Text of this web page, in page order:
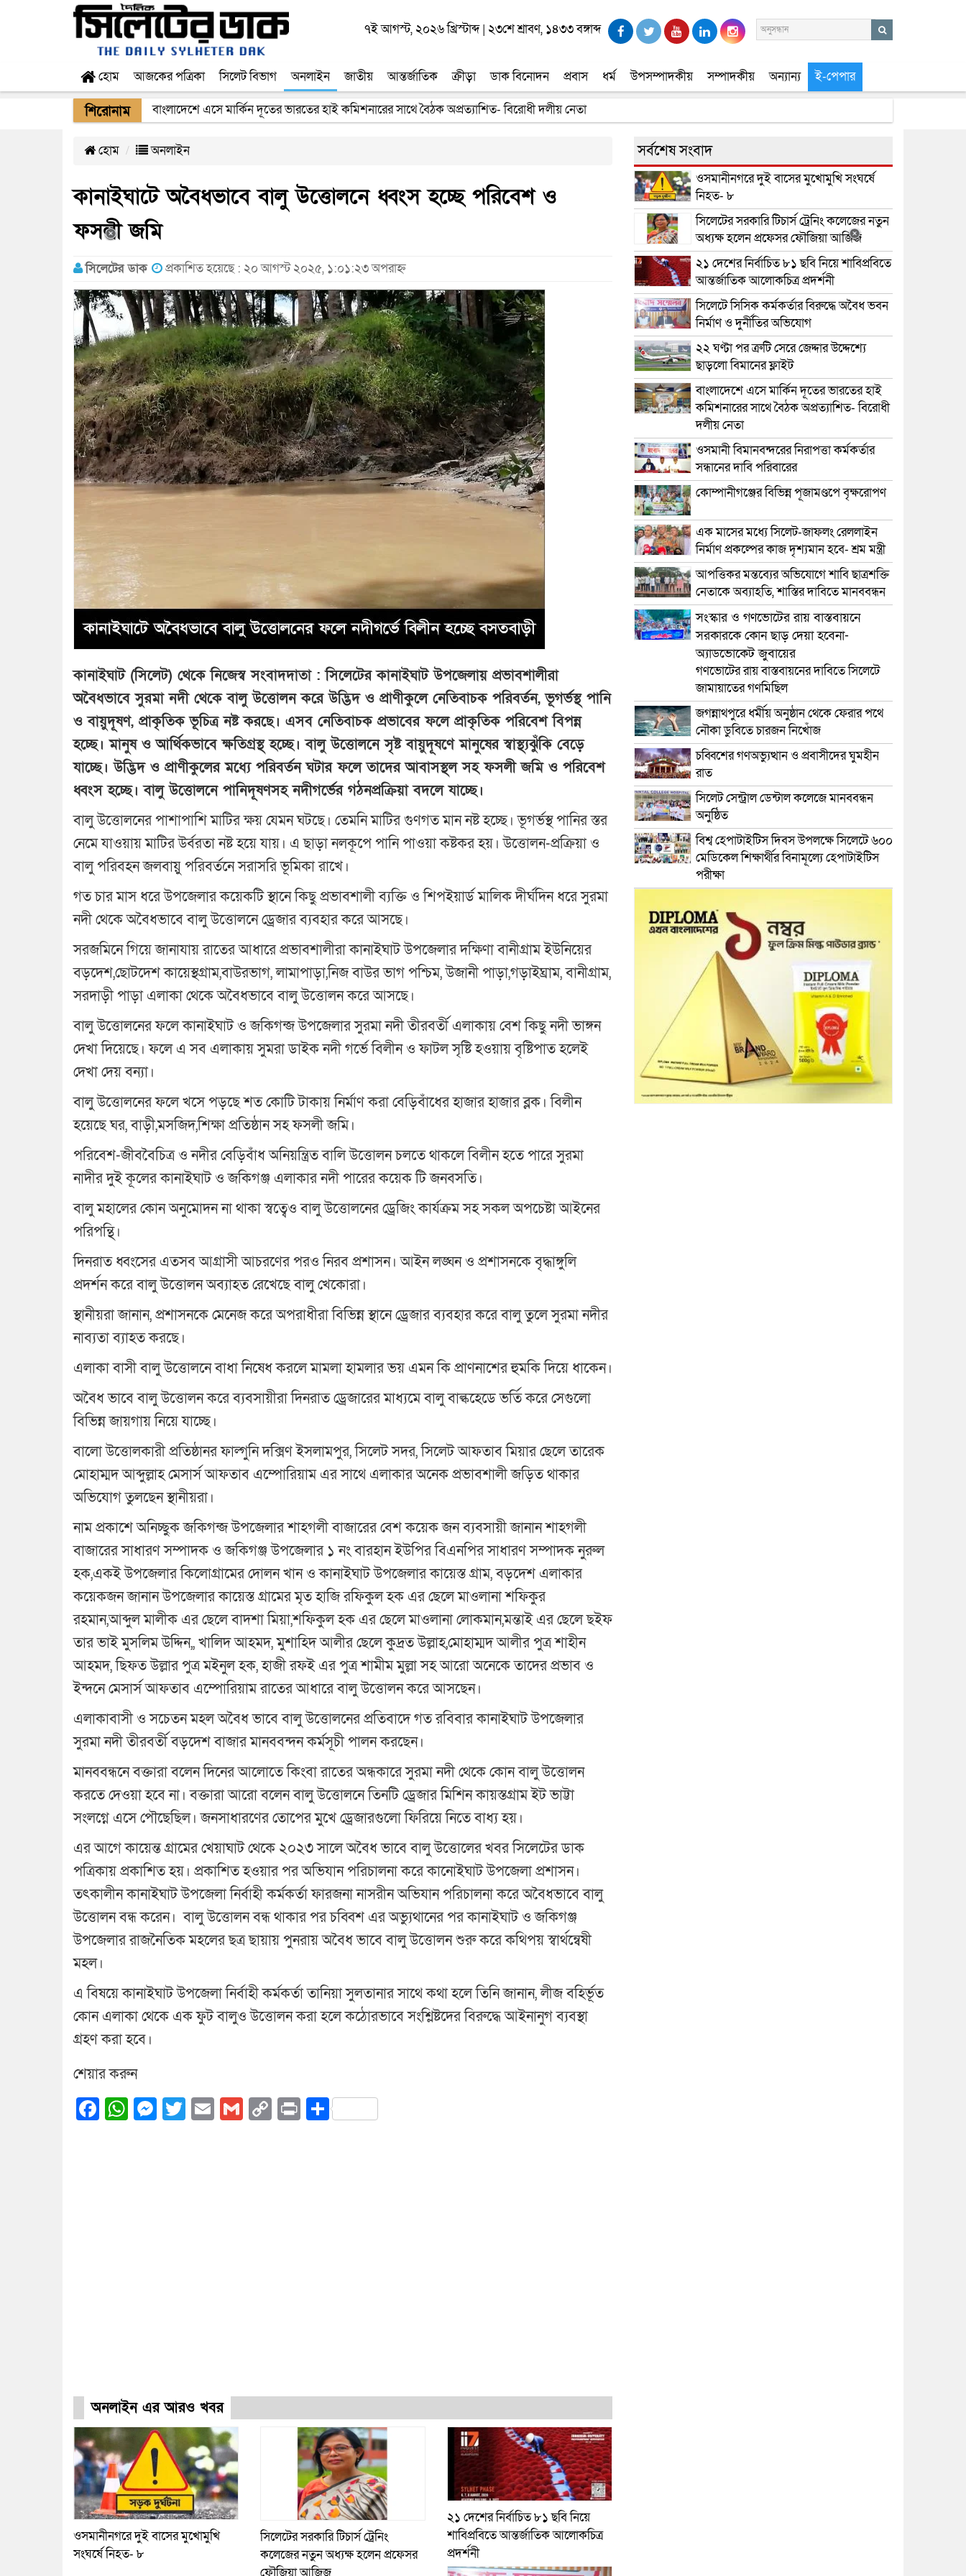
৭ই আগস্ট, ২০২৬ খ্রিস্টাব্দ| ২৩শে শ্রাবণ, ১৪৩৩ বঙ্গাব্দ
হোম আজকের পত্রিকা সিলেট বিভাগ অনলাইন জাতীয় আন্তর্জাতিক ক্রীড়া ডাক বিনোদন প্রবাস ধর্ম উপসম্পাদকীয় সম্পাদকীয় অন্যান্য ই-পেপার
শিরোনাম ওসমানী বিমানবন্দরের নিরাপত্তা কর্মকর্তার সন্ধানের দাবি পরিবারের
হোম অনলাইন
কানাইঘাটে অবৈধভাবে বালু উত্তোলনে ধ্বংস হচ্ছে পরিবেশ ও
ফসলী জমি
সিলেটের ডাক প্রকাশিত হয়েছে : ২০ আগস্ট ২০২৫, ১:০১:২৩ অপরাহ্ন
কানাইঘাট (সিলেট) থেকে নিজেস্ব সংবাদদাতা : সিলেটের কানাইঘাট উপজেলায় প্রভাবশালীরা
অবৈধভাবে সুরমা নদী থেকে বালু উত্তোলন করে উদ্ভিদ ও প্রাণীকুলে নেতিবাচক পরিবর্তন, ভূগর্ভস্থ পানি
ও বায়ুদূষণ, প্রাকৃতিক ভূচিত্র নষ্ট করছে। এসব নেতিবাচক প্রভাবের ফলে প্রাকৃতিক পরিবেশ বিপন্ন
হচ্ছে। মানুষ ও আর্থিকভাবে ক্ষতিগ্রস্থ হচ্ছে। বালু উত্তোলনে সৃষ্ট বায়ুদূষণে মানুষের স্বাস্থ্যঝুঁকি বেড়ে
যাচ্ছে। উদ্ভিদ ও প্রাণীকুলের মধ্যে পরিবর্তন ঘটার ফলে তাদের আবাসস্থল সহ ফসলী জমি ও পরিবেশ
ধ্বংস হচ্ছে। বালু উত্তোলনে পানিদূষণসহ নদীগর্ভের গঠনপ্রক্রিয়া বদলে যাচ্ছে।
বালু উত্তোলনের পাশাপাশি মাটির ক্ষয় যেমন ঘটছে। তেমনি মাটির গুণগত মান নষ্ট হচ্ছে। ভূগর্ভস্থ পানির স্তর
নেমে যাওয়ায় মাটির উর্বরতা নষ্ট হয়ে যায়। এ ছাড়া নলকূপে পানি পাওয়া কষ্টকর হয়। উত্তোলন-প্রক্রিয়া ও
বালু পরিবহন জলবায়ু পরিবর্তনে সরাসরি ভূমিকা রাখে।
গত চার মাস ধরে উপজেলার কয়েকটি স্থানে কিছু প্রভাবশালী ব্যক্তি ও শিপইয়ার্ড মালিক দীর্ঘদিন ধরে সুরমা
নদী থেকে অবৈধভাবে বালু উত্তোলনে ড্রেজার ব্যবহার করে আসছে।
সরজমিনে গিয়ে জানাযায় রাতের আধারে প্রভাবশালীরা কানাইঘাট উপজেলার দক্ষিণা বানীগ্রাম ইউনিয়ের
বড়দেশ,ছোটদেশ কায়েস্থগ্রাম,বাউরভাগ, লামাপাড়া,নিজ বাউর ভাগ পশ্চিম, উজানী পাড়া,গড়াইঘ্রাম, বানীগ্রাম,
সরদাড়ী পাড়া এলাকা থেকে অবৈধভাবে বালু উত্তোলন করে আসছে।
বালু উত্তোলনের ফলে কানাইঘাট ও জকিগন্জ উপজেলার সুরমা নদী তীরবর্তী এলাকায় বেশ কিছু নদী ভাঙ্গন
দেখা দিয়েছে। ফলে এ সব এলাকায় সুমরা ডাইক নদী গর্ভে বিলীন ও ফাটল সৃষ্টি হওয়ায় বৃষ্টিপাত হলেই
দেখা দেয় বন্যা।
বালু উত্তোলনের ফলে খসে পড়ছে শত কোটি টাকায় নির্মাণ করা বেড়িবাঁধের হাজার হাজার ব্লক। বিলীন
হয়েছে ঘর, বাড়ী,মসজিদ,শিক্ষা প্রতিষ্ঠান সহ ফসলী জমি।
পরিবেশ-জীববৈচিত্র ও নদীর বেড়িবাঁধ অনিয়ন্ত্রিত বালি উত্তোলন চলতে থাকলে বিলীন হতে পারে সুরমা
নাদীর দুই কূলের কানাইঘাট ও জকিগঞ্জ এলাকার নদী পারের কয়েক টি জনবসতি।
বালু মহালের কোন অনুমোদন না থাকা স্বত্বেও বালু উত্তোলনের ড্রেজিং কার্যক্রম সহ সকল অপচেষ্টা আইনের
পরিপন্থি।
দিনরাত ধ্বংসের এতসব আগ্রাসী আচরণের পরও নিরব প্রশাসন। আইন লঙ্ঘন ও প্রশাসনকে বৃদ্ধাঙ্গুলি
প্রদর্শন করে বালু উত্তোলন অব্যাহত রেখেছে বালু খেকোরা।
স্থানীয়রা জানান, প্রশাসনকে মেনেজ করে অপরাধীরা বিভিন্ন স্থানে ড্রেজার ব্যবহার করে বালু তুলে সুরমা নদীর
নাব্যতা ব্যাহত করছে।
এলাকা বাসী বালু উত্তোলনে বাধা নিষেধ করলে মামলা হামলার ভয় এমন কি প্রাণনাশের হুমকি দিয়ে ধাকেন।
অবৈধ ভাবে বালু উত্তোলন করে ব্যবসায়ীরা দিনরাত ড্রেজারের মাধ্যমে বালু বাল্কহেডে ভর্তি করে সেগুলো
বিভিন্ন জায়গায় নিয়ে যাচ্ছে।
বালো উত্তোলকারী প্রতিষ্ঠানর ফাল্গুনি দক্সিণ ইসলামপুর, সিলেট সদর, সিলেট আফতাব মিয়ার ছেলে তারেক
মোহাম্মদ আব্দুল্লাহ মেসার্স আফতাব এম্পোরিয়াম এর সাথে এলাকার অনেক প্রভাবশালী জড়িত থাকার
অভিযোগ তুলছেন স্থানীয়রা।
নাম প্রকাশে অনিচ্ছুক জকিগন্জ উপজেলার শাহগলী বাজারের বেশ কয়েক জন ব্যবসায়ী জানান শাহগলী
বাজারের সাধারণ সম্পাদক ও জকিগঞ্জ উপজেলার ১ নং বারহান ইউপির বিএনপির সাধারণ সম্পাদক নুরুল
হক,একই উপজেলার কিলোগ্রামের দোলন খান ও কানাইঘাট উপজেলার কায়েস্ত গ্রাম, বড়দেশ এলাকার
কয়েকজন জানান উপজেলার কায়েস্ত গ্রামের মৃত হাজি রফিকুল হক এর ছেলে মাওলানা শফিকুর
রহমান,আব্দুল মালীক এর ছেলে বাদশা মিয়া,শফিকুল হক এর ছেলে মাওলানা লোকমান,মন্তাই এর ছেলে ছইফ
তার ভাই মুসলিম উদ্দিন,, খালিদ আহমদ, মুশাহিদ আলীর ছেলে কুদ্রত উল্লাহ,মোহাম্মদ আলীর পুত্র শাহীন
আহমদ, ছিফত উল্লার পুত্র মইনুল হক, হাজী রফই এর পুত্র শামীম মুল্লা সহ আরো অনেকে তাদের প্রভাব ও
ইন্দনে মেসার্স আফতাব এম্পোরিয়াম রাতের আধারে বালু উত্তোলন করে আসছেন।
এলাকাবাসী ও সচেতন মহল অবৈধ ভাবে বালু উত্তোলনের প্রতিবাদে গত রবিবার কানাইঘাট উপজেলার
সুরমা নদী তীরবর্তী বড়দেশ বাজার মানববন্দন কর্মসূচী পালন করছেন।
মানববন্ধনে বক্তারা বলেন দিনের আলোতে কিংবা রাতের অন্ধকারে সুরমা নদী থেকে কোন বালু উত্তোলন
করতে দেওয়া হবে না। বক্তারা আরো বলেন বালু উত্তোলনে তিনটি ড্রেজার মিশিন কায়স্তগ্রাম ইট ভাট্টা
সংলগ্নে এসে পৌছেছিল। জনসাধারণের তোপের মুখে ড্রেজারগুলো ফিরিয়ে নিতে বাধ্য হয়।
এর আগে কায়েন্ত গ্রামের খেয়াঘাট থেকে ২০২৩ সালে অবৈধ ভাবে বালু উত্তোলের খবর সিলেটের ডাক
পত্রিকায় প্রকাশিত হয়। প্রকাশিত হওয়ার পর অভিযান পরিচালনা করে কানােইঘাট উপজেলা প্রশাসন।
তৎকালীন কানাইঘাট উপজেলা নির্বাহী কর্মকর্তা ফারজনা নাসরীন অভিযান পরিচালনা করে অবৈধভাবে বালু
উত্তোলন বন্ধ করেন। ‍ বালু উত্তোলন বন্ধ থাকার পর চব্বিশ এর অভ্যুথানের পর কানাইঘাট ও জকিগঞ্জ
উপজেলার রাজনৈতিক মহলের ছত্র ছায়ায় পুনরায় অবৈধ ভাবে বালু উত্তোলন শুরু করে কথিপয় স্বার্থন্বেষী
মহল।
এ বিষয়ে কানাইঘাট উপজেলা নির্বাহী কর্মকর্তা তানিয়া সুলতানার সাথে কথা হলে তিনি জানান, লীজ বহির্ভূত
কোন এলাকা থেকে এক ফুট বালুও উত্তোলন করা হলে কঠোরভাবে সংশ্লিষ্টদের বিরুদ্ধে আইনানুগ ব্যবস্থা
গ্রহণ করা হবে।
শেয়ার করুন
Facebook
WhatsApp
Messenger
Twitter
EmailGmailCopy
PrintShare
অনলাইন এর আরও খবর
ওসমানীনগরে দুই বাসের মুখোমুখি
সংঘর্ষে নিহত- ৮
সিলেটের সরকারি টিচার্স ট্রেনিং
কলেজের নতুন অধ্যক্ষ হলেন প্রফেসর
২১ দেশের নির্বাচিত ৮১ ছবি নিয়ে
শাবিপ্রবিতে আন্তর্জাতিক আলোকচিত্র
প্রদর্শনী
সর্বশেষ সংবাদ
ওসমানীনগরে দুই বাসের মুখোমুখি সংঘর্ষে
নিহত- ৮
সিলেটের সরকারি টিচার্স ট্রেনিং কলেজের নতুন
অধ্যক্ষ হলেন প্রফেসর ফৌজিয়া আজিজ
২১ দেশের নির্বাচিত ৮১ ছবি নিয়ে শাবিপ্রবিতে
আন্তর্জাতিক আলোকচিত্র প্রদর্শনী
সিলেটে সিসিক কর্মকর্তার বিরুদ্ধে অবৈধ ভবন
নির্মাণ ও দুর্নীতির অভিযোগ
২২ ঘণ্টা পর ত্রুটি সেরে জেদ্দার উদ্দেশ্যে
ছাড়লো বিমানের ফ্লাইট
বাংলাদেশে এসে মার্কিন দূতের ভারতের হাই
কমিশনারের সাথে বৈঠক অপ্রত্যাশিত- বিরোধী
দলীয় নেতা
ওসমানী বিমানবন্দরের নিরাপত্তা কর্মকর্তার
সন্ধানের দাবি পরিবারের
কোম্পানীগঞ্জের বিভিন্ন পূজামণ্ডপে বৃক্ষরোপণ
এক মাসের মধ্যে সিলেট-জাফলং রেললাইন
নির্মাণ প্রকল্পের কাজ দৃশ্যমান হবে- শ্রম মন্ত্রী
আপত্তিকর মন্তব্যের অভিযোগে শাবি ছাত্রশক্তি
নেতাকে অব্যাহতি, শাস্তির দাবিতে মানববন্ধন
সংস্কার ও গণভোটের রায় বাস্তবায়নে
সরকারকে কোন ছাড় দেয়া হবেনা-
অ্যাডভোকেট জুবায়ের
গণভোটের রায় বাস্তবায়নের দাবিতে সিলেটে
জামায়াতের গণমিছিল
জগন্নাথপুরে ধর্মীয় অনুষ্ঠান থেকে ফেরার পথে
নৌকা ডুবিতে চারজন নিখোঁজ
চব্বিশের গণঅভ্যুত্থান ও প্রবাসীদের ঘুমহীন
রাত
সিলেট সেন্ট্রাল ডেন্টাল কলেজে মানববন্ধন
অনুষ্ঠিত
বিশ্ব হেপাটাইটিস দিবস উপলক্ষে সিলেটে ৬০০
মেডিকেল শিক্ষার্থীর বিনামূল্যে হেপাটাইটিস
পরীক্ষা